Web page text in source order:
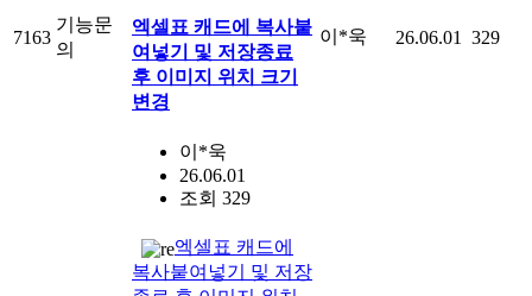
7163
기능문
의
엑셀표 캐드에 복사붙
여넣기 및 저장종료
후 이미지 위치 크기
변경
이*욱
26.06.01
조회 329
이*욱 26.06.01 329
엑셀표 캐드에
복사붙여넣기 및 저장